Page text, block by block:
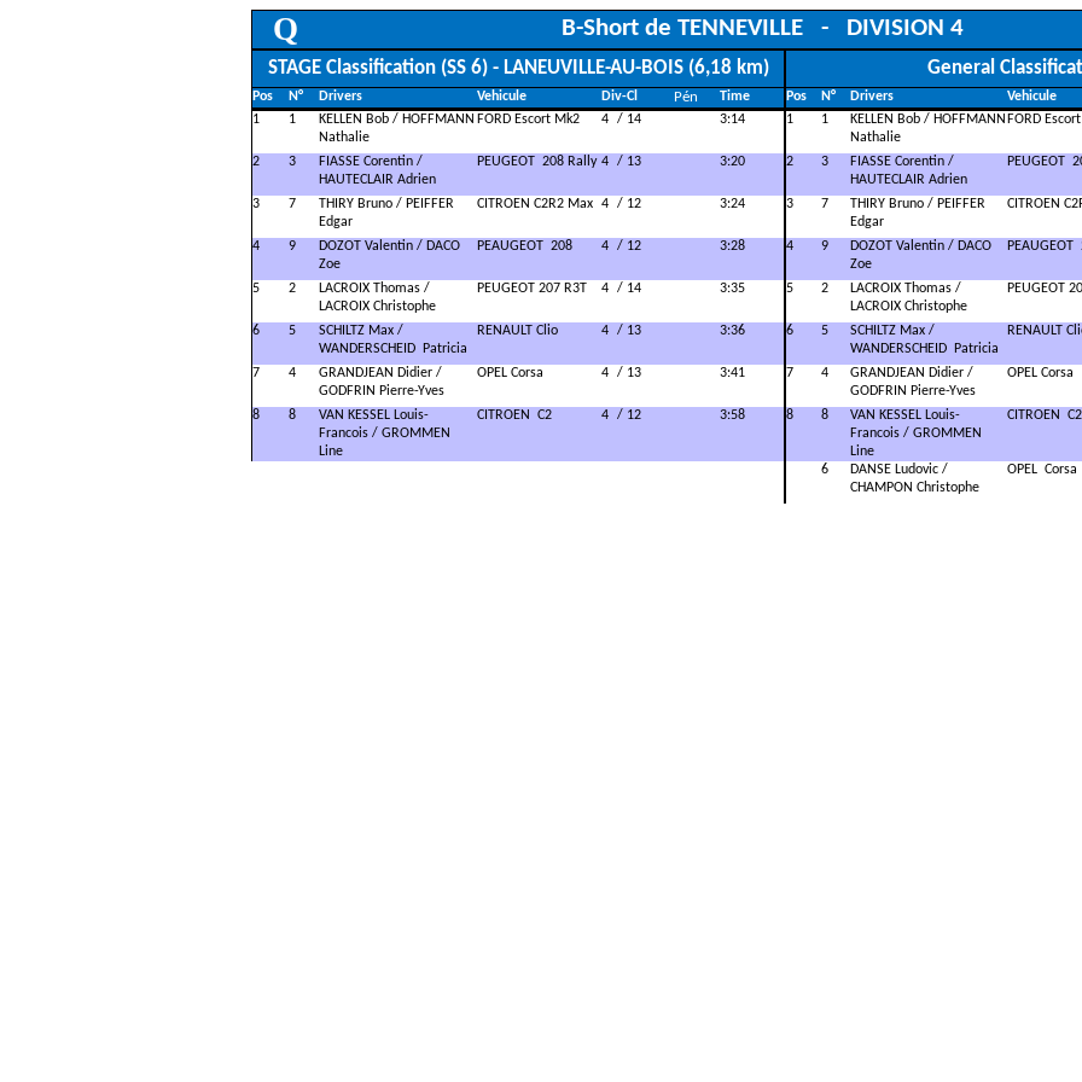
Q B-Short de TENNEVILLE - DIVISION 4
STAGE Classification (SS 6) - LANEUVILLE-AU-BOIS (6,18 km) General
Pos N° Drivers Vehicule Div-Cl Pén Time Pos N° Drivers Vehicule
1 1
KELLEN Bob / HOFFMANN
Nathalie
FORD Escort Mk2 4 / 14 3:14 1 1
KELLEN Bob / HOFFMANN
Nathalie
FORD
2 3
FIASSE Corentin /
HAUTECLAIR Adrien
PEUGEOT 208 Rally 4 / 13 3:20 2 3
FIASSE Corentin /
HAUTECLAIR Adrien
PEUGEOT
3 7
THIRY Bruno / PEIFFER
Edgar
CITROEN C2R2 Max 4 / 12 3:24 3 7
THIRY Bruno / PEIFFER
Edgar
CITROEN
4 9
DOZOT Valentin / DACO
Zoe
PEAUGEOT 208 4 / 12 3:28 4 9
DOZOT Valentin / DACO
Zoe
PEAUGEOT
5 2
LACROIX Thomas /
LACROIX Christophe
PEUGEOT 207 R3T 4 / 14 3:35 5 2
LACROIX Thomas /
LACROIX Christophe
PEUGEOT
6 5
SCHILTZ Max /
WANDERSCHEID
Patricia
RENAULT Clio 4 / 13 3:36 6 5
SCHILTZ Max /
WANDERSCHEID
Patricia
RENAULT
7 4
GRANDJEAN Didier /
GODFRIN Pierre-Yves
OPEL Corsa 4 / 13 3:41 7 4
GRANDJEAN Didier /
GODFRIN Pierre-Yves
OPEL Corsa
8 8
VAN KESSEL Louis-
Francois / GROMMEN
Line
CITROEN C2 4 / 12 3:58 8 8
VAN KESSEL Louis-
Francois / GROMMEN
Line
CITROEN C2
6
DANSE Ludovic /
CHAMPON Christophe
OPEL Corsa